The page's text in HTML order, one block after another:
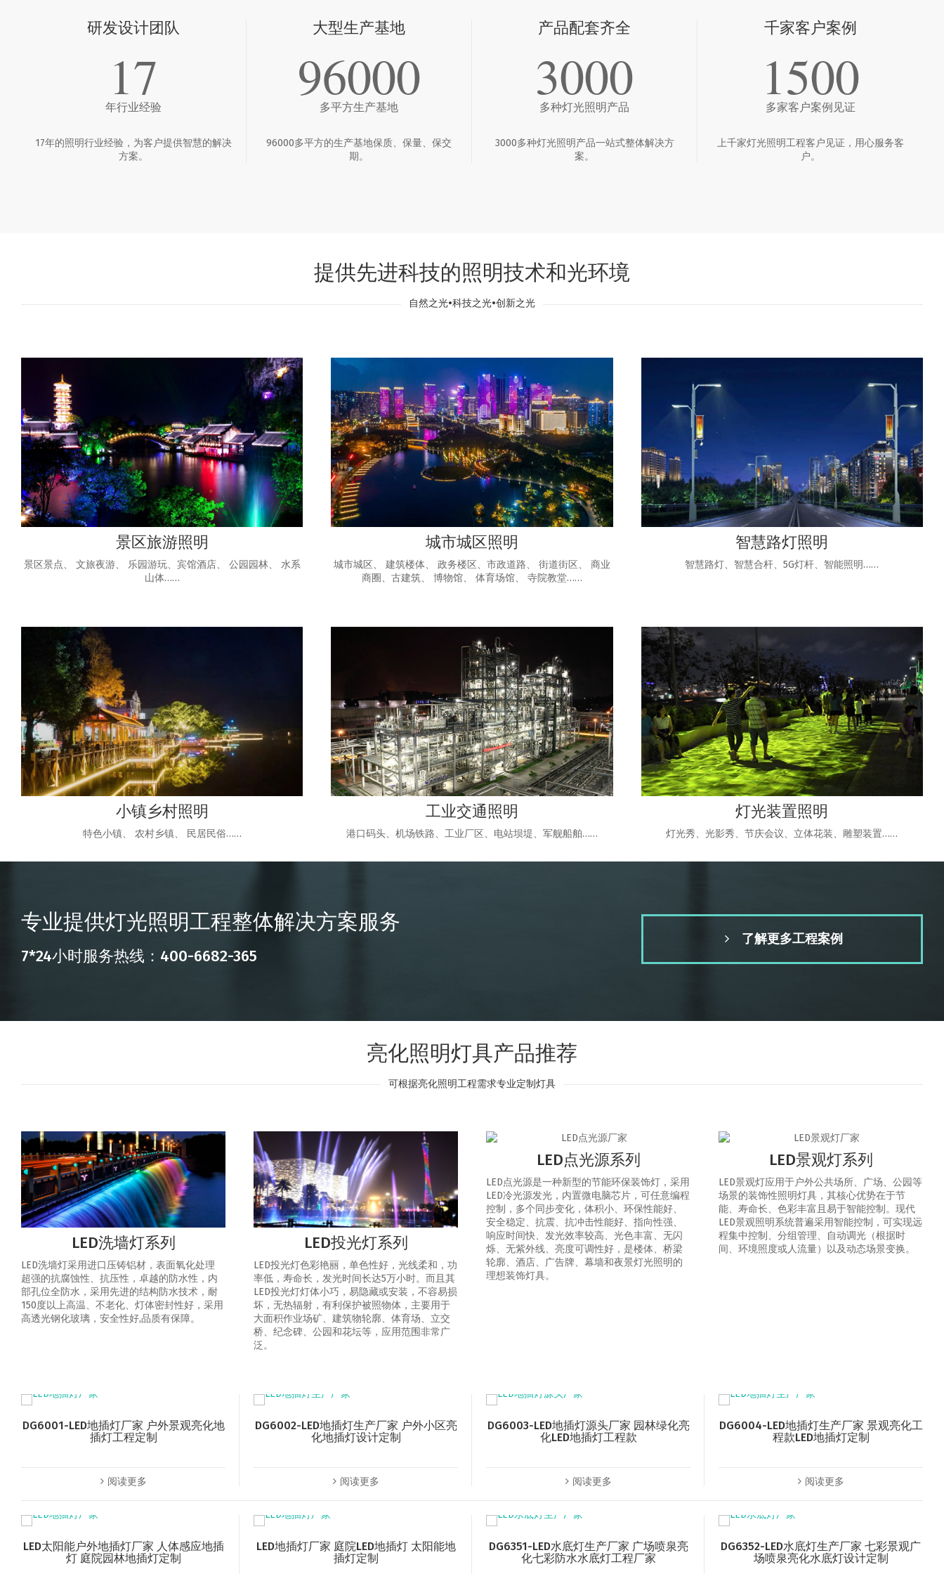
研发设计团队
17
年行业经验
17年的照明行业经验，为客户提供智慧的解决
方案。
大型生产基地
96000
多平方生产基地
96000多平方的生产基地保质、保量、保交
期。
产品配套齐全
3000
多种灯光照明产品
3000多种灯光照明产品一站式整体解决方
案。
千家客户案例
1500
多家客户案例见证
上千家灯光照明工程客户见证，用心服务客
户。
提供先进科技的照明技术和光环境
自然之光•科技之光•创新之光
景区旅游照明
景区景点、 文旅夜游、 乐园游玩、宾馆酒店、 公园园林、 水系
山体……
城市城区照明
城市城区、 建筑楼体、 政务楼区、市政道路、 街道街区、 商业
商圈、古建筑、 博物馆、 体育场馆、 寺院教堂……
智慧路灯照明
智慧路灯、智慧合杆、5G灯杆、智能照明……
小镇乡村照明
特色小镇、 农村乡镇、 民居民俗……
工业交通照明
港口码头、机场铁路、工业厂区、电站坝堤、军舰船舶……
灯光装置照明
灯光秀、光影秀、节庆会议、立体花装、雕塑装置……
专业提供灯光照明工程整体解决方案服务
7*24小时服务热线：400-6682-365
了解更多工程案例
亮化照明灯具产品推荐
可根据亮化照明工程需求专业定制灯具
LED洗墙灯系列
LED洗墙灯采用进口压铸铝材，表面氧化处理
超强的抗腐蚀性、抗压性，卓越的防水性，内
部孔位全防水，采用先进的结构防水技术，耐
150度以上高温、不老化、灯体密封性好，采用
高透光钢化玻璃，安全性好,品质有保障。
LED投光灯系列
LED投光灯色彩艳丽，单色性好，光线柔和，功
率低，寿命长，发光时间长达5万小时。而且其
LED投光灯灯体小巧，易隐藏或安装，不容易损
坏，无热辐射，有利保护被照物体，主要用于
大面积作业场矿、建筑物轮廓、体育场、立交
桥、纪念碑、公园和花坛等，应用范围非常广
泛。
LED点光源系列
LED点光源是一种新型的节能环保装饰灯，采用
LED冷光源发光，内置微电脑芯片，可任意编程
控制，多个同步变化，体积小、环保性能好、
安全稳定、抗震、抗冲击性能好、指向性强、
响应时间快、发光效率较高、光色丰富、无闪
烁、无紫外线、亮度可调性好，是楼体、桥梁
轮廓、酒店、广告牌、幕墙和夜景灯光照明的
理想装饰灯具。
LED景观灯系列
LED景观灯应用于户外公共场所、广场、公园等
场景的装饰性照明灯具，其核心优势在于节
能、寿命长、色彩丰富且易于智能控制‌。‌现代
LED景观照明系统普遍采用智能控制，可实现‌远
程集中控制、分组管理、自动调光（根据时
间、环境照度或人流量）以及动态场景变换‌。
DG6001-LED地插灯厂家 户外景观亮化地
插灯工程定制
阅读更多
DG6002-LED地插灯生产厂家 户外小区亮
化地插灯设计定制
阅读更多
DG6003-LED地插灯源头厂家 园林绿化亮
化LED地插灯工程款
阅读更多
DG6004-LED地插灯生产厂家 景观亮化工
程款LED地插灯定制
阅读更多
LED太阳能户外地插灯厂家 人体感应地插
灯 庭院园林地插灯定制
LED地插灯厂家 庭院LED地插灯 太阳能地
插灯定制
DG6351-LED水底灯生产厂家 广场喷泉亮
化七彩防水水底灯工程厂家
DG6352-LED水底灯生产厂家 七彩景观广
场喷泉亮化水底灯设计定制